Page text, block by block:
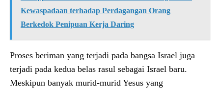
Kewaspadaan terhadap Perdagangan Orang
Berkedok Penipuan Kerja Daring
Proses beriman yang terjadi pada bangsa Israel juga
terjadi pada kedua belas rasul sebagai Israel baru.
Meskipun banyak murid-murid Yesus yang